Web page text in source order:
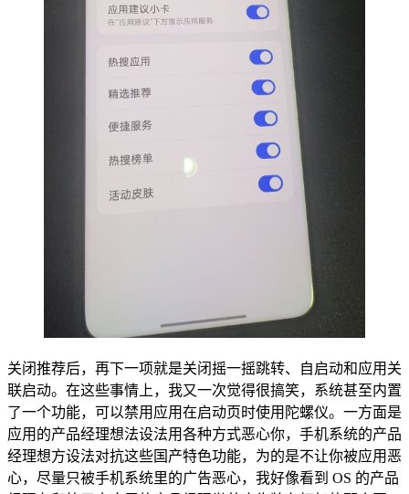
关闭推荐后，再下一项就是关闭摇一摇跳转、自启动和应用关
联启动。在这些事情上，我又一次觉得很搞笑，系统甚至内置
了一个功能，可以禁用应用在启动页时使用陀螺仪。一方面是
应用的产品经理想法设法用各种方式恶心你，手机系统的产品
经理想方设法对抗这些国产特色功能，为的是不让你被应用恶
心，尽量只被手机系统里的广告恶心，我好像看到 OS 的产品